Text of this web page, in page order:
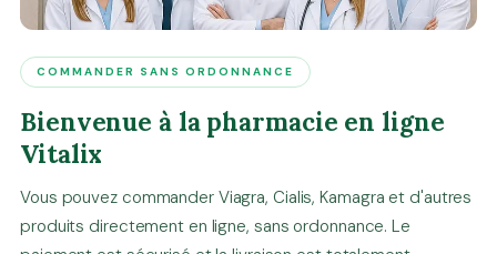
COMMANDER SANS ORDONNANCE
Bienvenue à la pharmacie en ligne
Vitalix
Vous pouvez commander Viagra, Cialis, Kamagra et d'autres
produits directement en ligne, sans ordonnance. Le